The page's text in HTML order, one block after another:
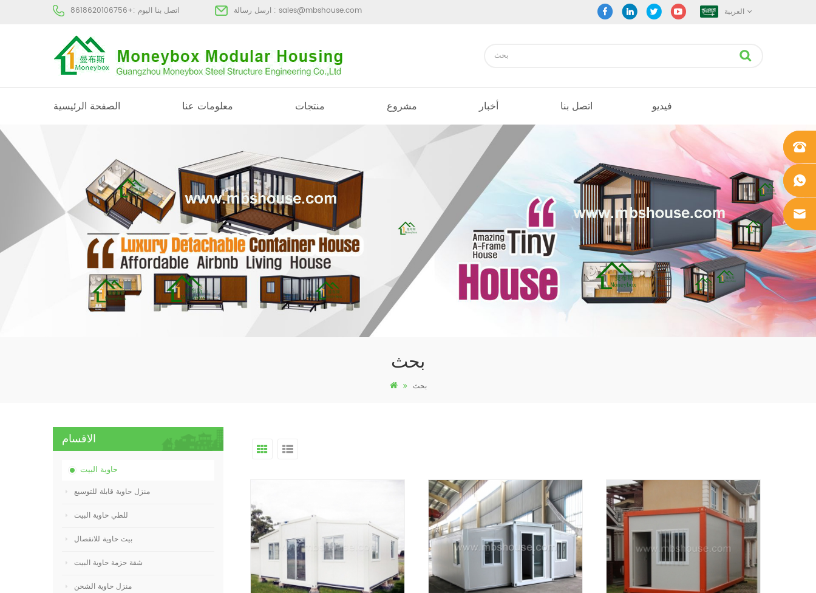
اتصل بنا اليوم :+8618620106756 ارسل رسالة : sales@mbshouse.com العربية
الصفحة الرئيسية معلومات عنا منتجات مشروع أخبار اتصل بنا فيديو
بحث
بحث
الاقسام
حاوية البيت
منزل حاوية قابلة للتوسيع
للطي حاوية البيت
بيت حاوية للانفصال
شقة حزمة حاوية البيت
منزل حاوية الشحن
+861862
0106756
+861862
0106756
sales@
mbshou
se.com